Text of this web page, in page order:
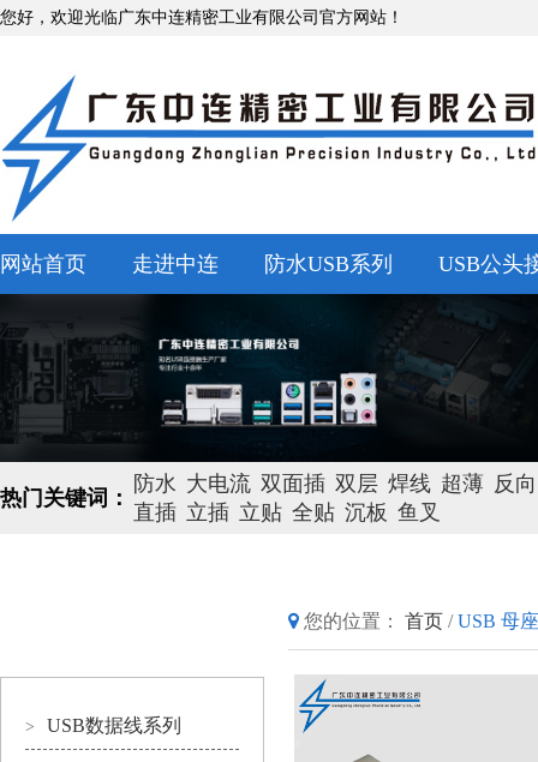
您好，欢迎光临广东中连精密工业有限公司官方网站！
网站首页 走进中连 防水USB系列 USB公头
热门关键词：
防水 大电流 双面插 双层 焊线 超薄 反向
直插 立插 立贴 全贴 沉板 鱼叉
> USB数据线系列
您的位置： 首页 / USB 母